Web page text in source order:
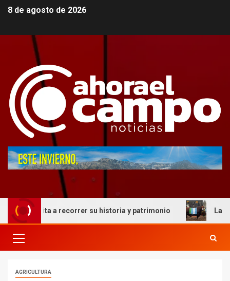
8 de agosto de 2026
a recorrer su historia y patrimonio La genética
AGRICULTURA